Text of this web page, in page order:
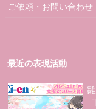
ご依頼・お問い合わせ
最近の表現活動